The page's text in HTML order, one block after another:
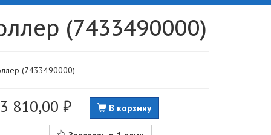
(7433490000)
(7433490000)
810,00 ₽ В корзину